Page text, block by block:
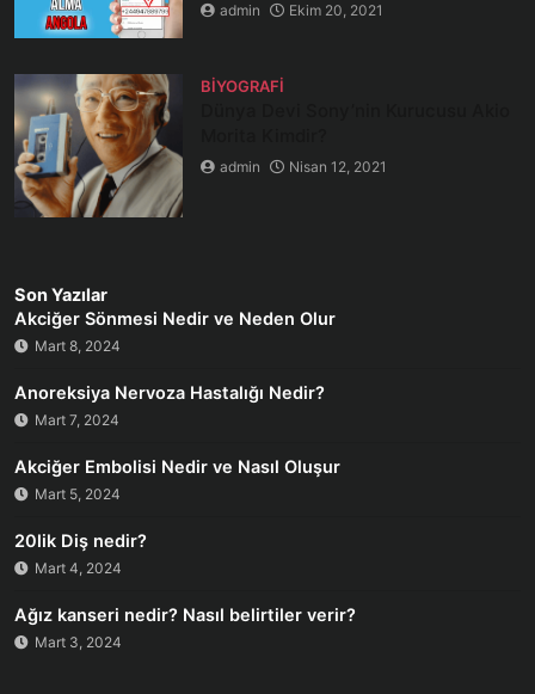
admin Ekim 20, 2021
BIYOGRAFI
admin Nisan 12, 2021
Son Yazılar
Akciğer Sönmesi Nedir ve Neden Olur
Mart 8, 2024
Anoreksiya Nervoza Hastalığı Nedir?
Mart 7, 2024
Akciğer Embolisi Nedir ve Nasıl Oluşur
Mart 5, 2024
20lik Diş nedir?
Mart 4, 2024
Ağız kanseri nedir? Nasıl belirtiler verir?
Mart 3, 2024